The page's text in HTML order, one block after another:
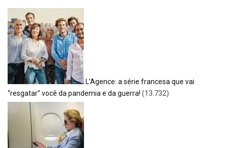
L’Agence: a série francesa que vai
“resgatar” você da pandemia e da guerra! (13.732)